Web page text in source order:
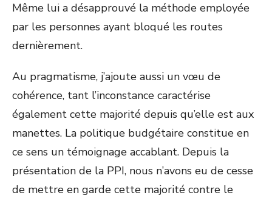
Même lui a désapprouvé la méthode employée
par les personnes ayant bloqué les routes
dernièrement.
Au pragmatisme, j’ajoute aussi un vœu de
cohérence, tant l’inconstance caractérise
également cette majorité depuis qu’elle est aux
manettes. La politique budgétaire constitue en
ce sens un témoignage accablant. Depuis la
présentation de la PPI, nous n’avons eu de cesse
de mettre en garde cette majorité contre le